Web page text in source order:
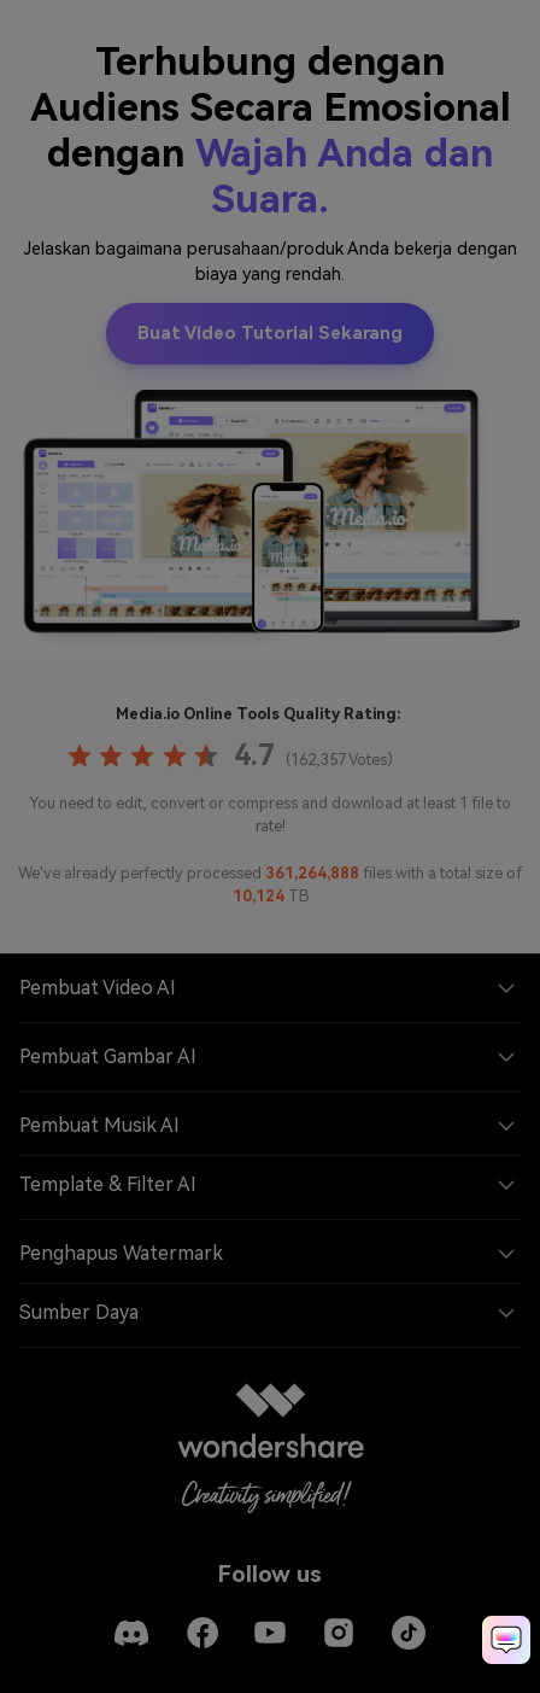
Terhubung dengan
Audiens Secara Emosional
dengan Wajah Anda dan
Suara.
Jelaskan bagaimana perusahaan/produk Anda bekerja dengan
biaya yang rendah.
Buat Video Tutorial Sekarang
Media.io Online ToolsQuality Rating:
4.7 (162,357 Votes)
You need to edit, convert or compress and download at least 1 file to
rate!
We've already perfectly processed 361,264,888 files with a total size of
10,124TB
Follow us
Pembuat Video AI
Pembuat Gambar AI
Pembuat Musik AI
Template & Filter AI
Penghapus Watermark
Sumber Daya